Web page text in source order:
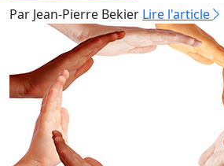
Par Jean-Pierre Bekier Lire l'article